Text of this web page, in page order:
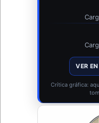
VER
Crítica gráfica: